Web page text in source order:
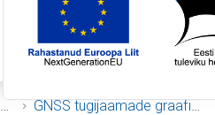
GNSS tugijaamade graafikud